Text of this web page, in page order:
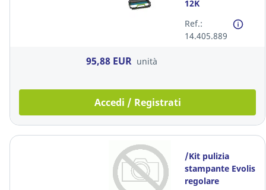
12K
Ref.:
14.405.889
95,88 EUR unità
Accedi / Registrati
/Kit pulizia
stampante Evolis
regolare